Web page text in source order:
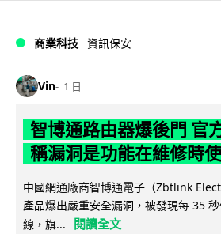
商業科技 資訊保安
Vin 1 日
智博通路由器爆後門 官
稱漏洞是功能在維修時
中國網通廠商智博通電子（Zbtlink
產品爆出嚴重安全漏洞，被發現每 35
線，旗...
閱讀全文